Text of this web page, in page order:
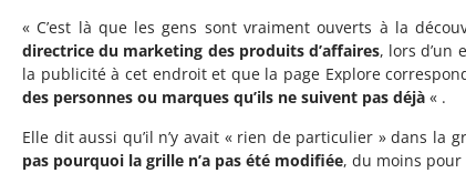
« C’est là que les gens sont vraiment ouverts à la
directrice du marketing des produits d’affaires, lors d’un
la publicité à cet endroit et que la page Explore
des personnes ou marques qu’ils ne suivent pas déjà « .
Elle dit aussi qu’il n’y avait « rien de particulier » dans la
pas pourquoi la grille n’a pas été modifiée, du moins